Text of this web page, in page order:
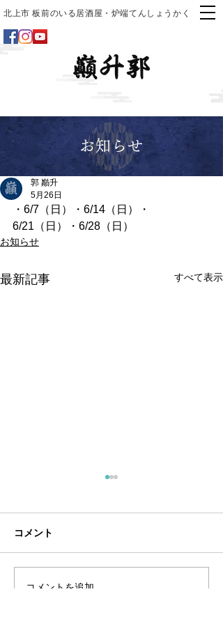
北上市 板前のいる居酒屋・炉端てんしょうかく
お知らせ
郭 巓升
5月26日
・6/7（日）・6/14（日）・
6/21（日）・6/28（日）
お知らせ
最新記事 すべて表示
・7/5（日）・7/12（日）・
7/20（月）・7/26（日）
コメント
コメントを追加…